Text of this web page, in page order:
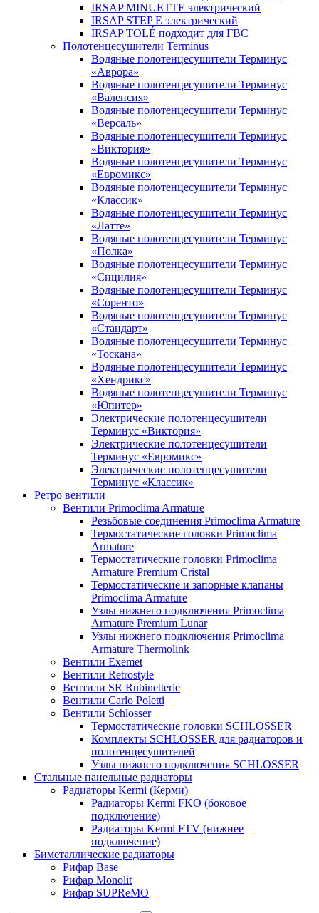
IRSAP MINUETTE электрический
IRSAP STEP E электрический
IRSAP TOLÉ подходит для ГВС
Полотенцесушители Terminus
Водяные полотенцесушители Терминус
«Аврора»
Водяные полотенцесушители Терминус
«Валенсия»
Водяные полотенцесушители Терминус
«Версаль»
Водяные полотенцесушители Терминус
«Виктория»
Водяные полотенцесушители Терминус
«Евромикс»
Водяные полотенцесушители Терминус
«Классик»
Водяные полотенцесушители Терминус
«Латте»
Водяные полотенцесушители Терминус
«Полка»
Водяные полотенцесушители Терминус
«Сицилия»
Водяные полотенцесушители Терминус
«Соренто»
Водяные полотенцесушители Терминус
«Стандарт»
Водяные полотенцесушители Терминус
«Тоскана»
Водяные полотенцесушители Терминус
«Хендрикс»
Водяные полотенцесушители Терминус
«Юпитер»
Электрические полотенцесушители
Терминус «Виктория»
Электрические полотенцесушители
Терминус «Евромикс»
Электрические полотенцесушители
Терминус «Классик»
Ретро вентили
Вентили Primoclima Armature
Резьбовые соединения Primoclima Armature
Термостатические головки Primoclima
Armature
Термостатические головки Primoclima
Armature Premium Cristal
Термостатические и запорные клапаны
Primoclima Armature
Узлы нижнего подключения Primoclima
Armature Premium Lunar
Узлы нижнего подключения Primoclima
Armature Thermolink
Вентили Exemet
Вентили Retrostyle
Вентили SR Rubinetterie
Вентили Carlo Poletti
Вентили Schlosser
Термостатические головки SCHLOSSER
Комплекты SCHLOSSER для радиаторов и
полотенцесушителей
Узлы нижнего подключения SCHLOSSER
Стальные панельные радиаторы
Радиаторы Kermi (Керми)
Радиаторы Kermi FKO (боковое
подключение)
Радиаторы Kermi FTV (нижнее
подключение)
Биметаллические радиаторы
Рифар Base
Рифар Monolit
Рифар SUPReMO